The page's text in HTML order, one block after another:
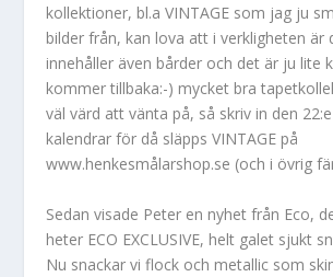
kollektioner, bl.a VINTAGE som jag ju
bilder från, kan lova att i verkligheten är
innehåller även bårder och det är ju lite
kommer tillbaka:-) mycket bra
väl värd att vänta på, så skriv in den
kalendrar för då släpps VINTAGE på
www.henkesmålarshop.se (och i övrig
Sedan visade Peter en nyhet från Eco,
heter ECO EXCLUSIVE, helt galet sjukt
Nu snackar vi flock och metallic som